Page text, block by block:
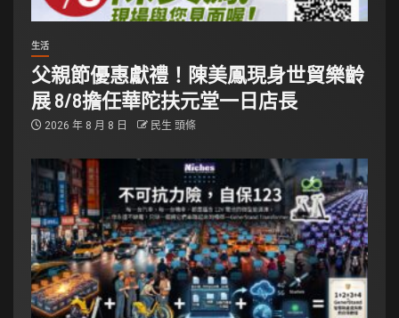
生活
父親節優惠獻禮！陳美鳳現身世貿樂齡
展 8/8擔任華陀扶元堂一日店長
2026 年 8 月 8 日 民生 頭條